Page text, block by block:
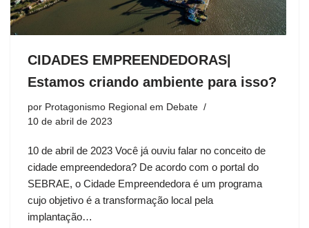
CIDADES EMPREENDEDORAS|
Estamos criando ambiente para isso?
por Protagonismo Regional em Debate
10 de abril de 2023
10 de abril de 2023 Você já ouviu falar no conceito de
cidade empreendedora? De acordo com o portal do
SEBRAE, o Cidade Empreendedora é um programa
cujo objetivo é a transformação local pela
implantação…